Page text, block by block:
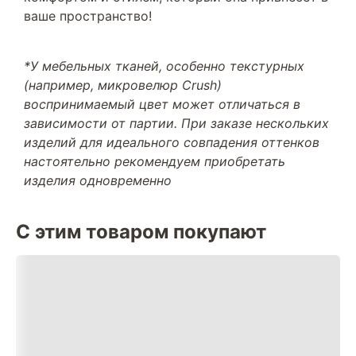
ваше пространство!
*У мебельных тканей, особенно текстурных
(например, микровелюр Crush)
воспринимаемый цвет может отличаться в
зависимости от партии. При заказе нескольких
изделий для идеального совпадения оттенков
настоятельно рекомендуем приобретать
изделия одновременно
С этим товаром покупают